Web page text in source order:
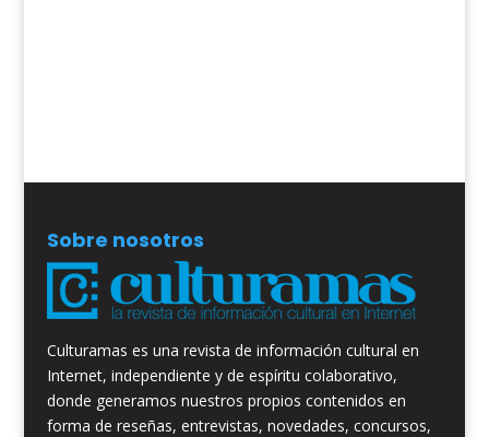
Sobre nosotros
Culturamas es una revista de información cultural en
Internet, independiente y de espíritu colaborativo,
donde generamos nuestros propios contenidos en
forma de reseñas, entrevistas, novedades, concursos,